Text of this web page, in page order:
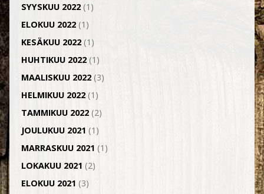
SYYSKUU 2022(1)
ELOKUU 2022(1)
KESÄKUU 2022(1)
HUHTIKUU 2022(1)
MAALISKUU 2022(3)
HELMIKUU 2022(1)
TAMMIKUU 2022(2)
JOULUKUU 2021 (1)
MARRASKUU 2021 (1)
LOKAKUU 2021 (2)
ELOKUU 2021 (3)